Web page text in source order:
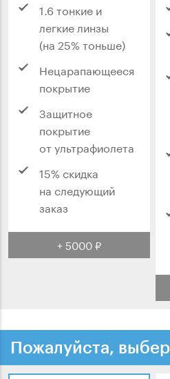
1.6 тонкие и
легкие линзы
(на 25% тоньше)
Нецарапающееся
покрытие
Защитное
покрытие
от ультрафиолета
15% скидка
на следующий
заказ
+ 5000 ₽
Пожалуйста,